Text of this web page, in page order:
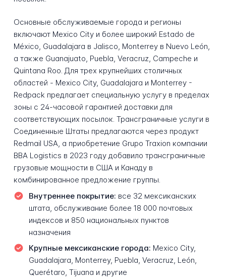
Основные обслуживаемые города и регионы
включают Mexico City и более широкий Estado de
México, Guadalajara в Jalisco, Monterrey в Nuevo León,
а также Guanajuato, Puebla, Veracruz, Campeche и
Quintana Roo. Для трех крупнейших столичных
областей - Mexico City, Guadalajara и Monterrey -
Redpack предлагает специальную услугу в пределах
зоны с 24-часовой гарантией доставки для
соответствующих посылок. Трансграничные услуги в
Соединенные Штаты предлагаются через продукт
Redmail USA, а приобретение Grupo Traxion компании
BBA Logistics в 2023 году добавило трансграничные
грузовые мощности в США и Канаду в
комбинированное предложение группы.
Внутреннее покрытие: все 32 мексиканских
штата, обслуживание более 18 000 почтовых
индексов и 850 национальных пунктов
назначения
Крупные мексиканские города: Mexico City,
Guadalajara, Monterrey, Puebla, Veracruz, León,
Querétaro, Tijuana и другие